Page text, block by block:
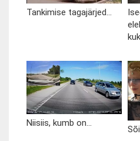
Tankimise tagajärjed...
Niisiis, kumb on...